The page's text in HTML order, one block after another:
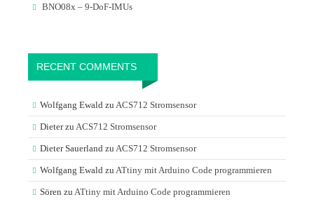
BNO08x – 9-DoF-IMUs
RECENT COMMENTS
Wolfgang Ewald zu ACS712 Stromsensor
Dieterzu ACS712 Stromsensor
Dieter Sauerland zu ACS712 Stromsensor
Wolfgang Ewald zu ATtiny mit Arduino Code programmieren
Sören zu ATtiny mit Arduino Code programmieren